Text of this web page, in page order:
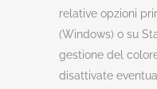
relative opzioni
(Windows) o su
gestione del
disattivate